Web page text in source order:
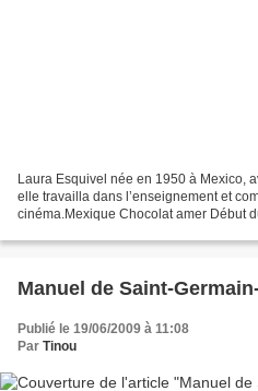
Laura Esquivel née en 1950 à Mexico,
elle travailla dans l’enseignement et
cinéma.Mexique Chocolat amer Début
Manuel de Saint-
Publié le 19/06/2009 à 11:08
Par Tinou